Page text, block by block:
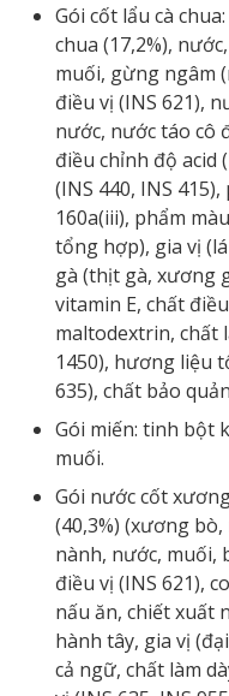
Gói cốt lẩu cà
chua (17,2%),
muối, gừng ngâm
điều vị (INS 621),
nước, nước táo cô
điều chỉnh độ acid
(INS 440, INS
160a(iii), phẩm
tổng hợp), gia vị
gà (thịt gà, xương
vitamin E, chất
maltodextrin, chất
1450), hương liệu
635), chất bảo
Gói miến: tinh bột
muối.
Gói nước cốt
(40,3%) (xương
nành, nước, muối,
điều vị (INS 621),
nấu ăn, chiết xuất
hành tây, gia vị
cả ngữ, chất làm